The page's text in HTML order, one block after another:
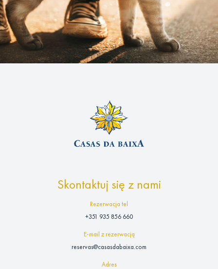
Skontaktuj się z nami
Rezerwacja tel
+351 935 856 660
E-mail z rezerwacją
reservas@casasdabaixa.com
Adres